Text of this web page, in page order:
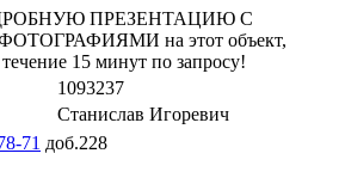
ПРЕЗЕНТАЦИЮ С
на этот объект,
15 минут по запросу!
1093237
Станислав Игоревич
71 доб.228